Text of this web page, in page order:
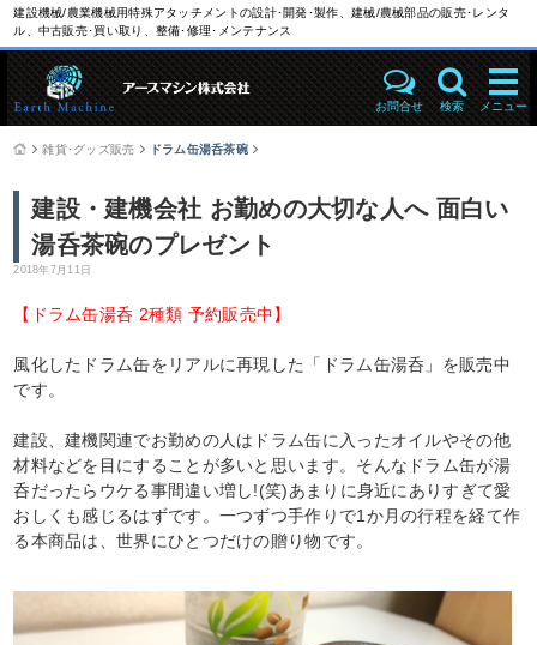
建設機械/農業機械用特殊アタッチメントの設計･開発･製作、建械/農械部品の販売･レンタ
ル、中古販売･買い取り、整備･修理･メンテナンス
お問合せ 検索 メニュー
雑貨･グッズ販売 ドラム缶湯呑茶碗
建設・建機会社 お勤めの大切な人へ 面白い
湯呑茶碗のプレゼント
2018年7月11日
【ドラム缶湯呑 2種類 予約販売中】
風化したドラム缶をリアルに再現した「ドラム缶湯呑」を販売中
です。
建設、建機関連でお勤めの人はドラム缶に入ったオイルやその他
材料などを目にすることが多いと思います。そんなドラム缶が湯
呑だったらウケる事間違い増し!(笑)あまりに身近にありすぎて愛
おしくも感じるはずです。一つずつ手作りで1か月の行程を経て作
る本商品は、世界にひとつだけの贈り物です。